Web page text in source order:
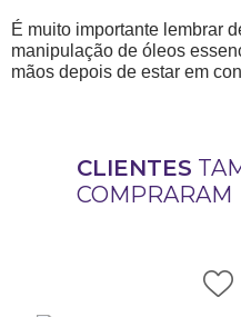
É muito importante lembrar
manipulação de óleos
mãos depois de estar em
CLIENTES
COMPRARAM